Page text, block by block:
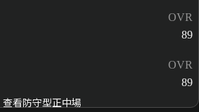
OVR
89
OVR
89
查看防守型正中場